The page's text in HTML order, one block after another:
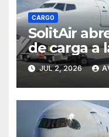
CARGO
SolitAir
de carga a
JUL 2, 2026